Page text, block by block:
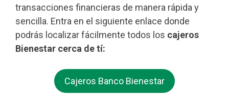
transacciones financieras de manera rápida y
sencilla. Entra en el siguiente enlace donde
podrás localizar fácilmente todos los cajeros
Bienestar cerca de tí:
Cajeros Banco Bienestar